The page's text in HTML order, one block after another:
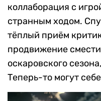
коллаборация с
странным ходом.
тёплый приём
продвижение
оскаровского
Теперь-то могут